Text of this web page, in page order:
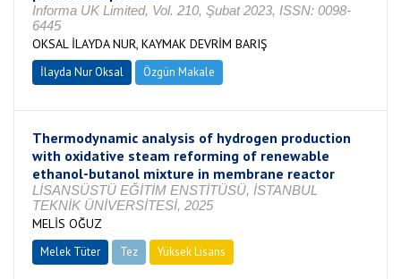
Informa UK Limited, Vol. 210, Şubat 2023, ISSN: 0098-
6445
OKSAL İLAYDA NUR, KAYMAK DEVRİM BARIŞ
İlayda Nur Oksal Özgün Makale
Thermodynamic analysis of hydrogen production
with oxidative steam reforming of renewable
ethanol-butanol mixture in membrane reactor
LİSANSÜSTÜ EĞİTİM ENSTİTÜSÜ, İSTANBUL
TEKNİK ÜNİVERSİTESİ, 2025
MELİS OĞUZ
Melek Tüter Tez Yüksek Lisans